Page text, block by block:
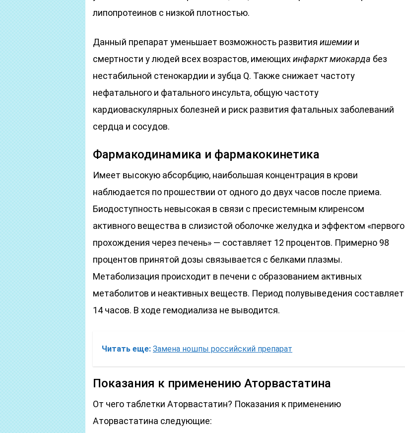
липопротеинов с низкой плотностью.
Данный препарат уменьшает возможность развития ишемии и
смертности у людей всех возрастов, имеющихинфаркт миокарда без
нестабильной стенокардии и зубца Q. Также снижает частоту
нефатального и фатального инсульта, общую частоту
кардиоваскулярных болезней и риск развития фатальных заболеваний
сердца и сосудов.
Фармакодинамика и фармакокинетика
Имеет высокую абсорбцию, наибольшая концентрация в крови
наблюдается по прошествии от одного до двух часов после приема.
Биодоступность невысокая в связи с пресистемным клиренсом
активного вещества в слизистой оболочке желудка и эффектом «первого
прохождения через печень» — составляет 12 процентов. Примерно 98
процентов принятой дозы связывается с белками плазмы.
Метаболизация происходит в печени с образованием активных
метаболитов и неактивных веществ. Период полувыведения составляет
14 часов. В ходе гемодиализа не выводится.
Читать еще: Замена ношпы российский препарат
Показания к применению Аторвастатина
От чего таблетки Аторвастатин? Показания к применению
Аторвастатина следующие: